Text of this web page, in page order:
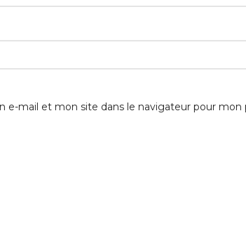
e-mail et mon site dans le navigateur pour mon